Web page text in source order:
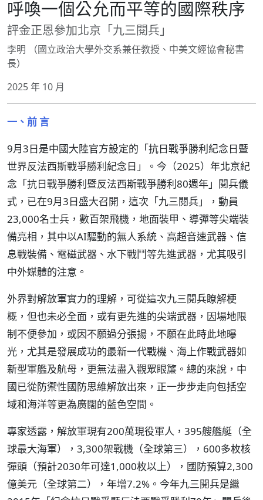
呼喚一個公允而平等的國際秩序
評金正恩參加北京「九三閱兵」
李明 （國立政治大學外交系兼任教授、中美文經協會秘書
長）
2025 年 10 月
一、前 言
9月3日是中國大陸官方設定的「抗日戰爭勝利紀念日暨
世界反法西斯戰爭勝利紀念日」。今（2025）年北京紀
念「抗日戰爭勝利暨反法西斯戰爭勝利80週年」閱兵儀
式，已在9月3日盛大召開，這次「九三閱兵」，動員
23,000名士兵，數百架飛機，地面裝甲、導彈等尖端裝
備亮相，其中以AI驅動的無人系統、高超音速武器、信
息戰裝備、電磁武器、水下戰鬥等先進武器，尤其吸引
中外媒體的注意。
外界對解放軍實力的理解，可從這次九三閱兵瞭解梗
概，但也未必全面，或有更先進的尖端武器，因場地限
制不便參加，或因不願過分張揚，不願在此時此地曝
光，尤其是發展成功的最新一代戰機、海上作戰武器如
新型軍艦及航母，更無法盡入觀眾眼簾。總的來說，中
國已從防禦性國防思維解放出來，正一步步走向包括空
域和海洋等更為廣闊的藍色空間。
專家透露，解放軍現有200萬現役軍人，395艘艦艇（全
球最大海軍），3,300架戰機（全球第三），600多枚核
彈頭（預計2030年可達1,000枚以上），國防預算2,300
億美元（全球第二），年增7.2%。今年九三閱兵是繼